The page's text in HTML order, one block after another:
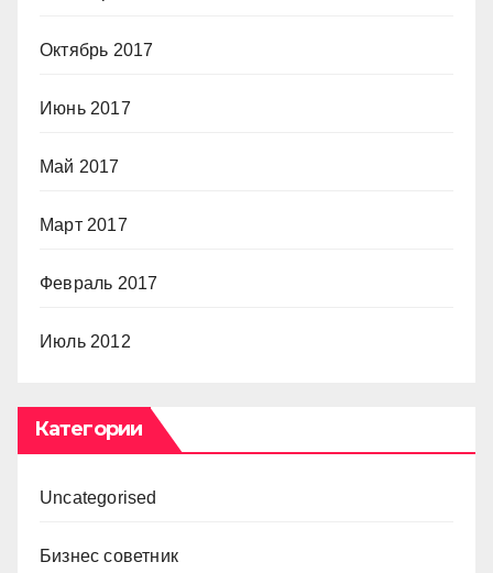
Октябрь 2017
Июнь 2017
Май 2017
Март 2017
Февраль 2017
Июль 2012
Категории
Uncategorised
Бизнес советник